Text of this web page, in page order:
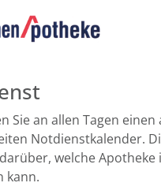
Sie an allen Tagen einen
Notdienstkalender.
welche Apotheke
kann.